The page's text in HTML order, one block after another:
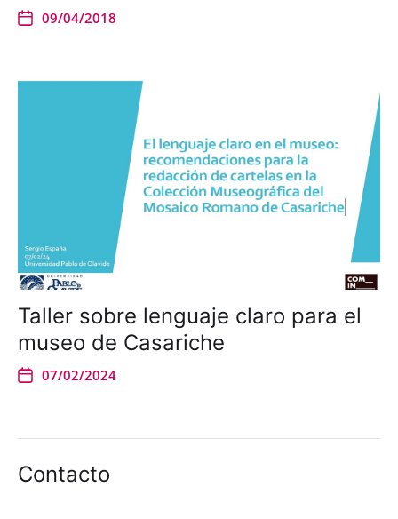
09/04/2018
Taller sobre lenguaje claro para el
museo de Casariche
07/02/2024
Contacto